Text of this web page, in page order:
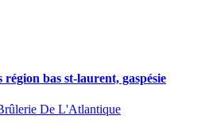
région bas st-laurent, gaspésie
De L'Atlantique